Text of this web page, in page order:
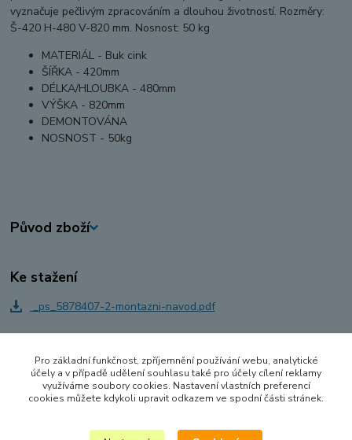
vyznačuje pečlivým zpracováním a dlouhou životností. Rozměry:
Š-420 H-480 V-820 mm. Nosnost: 50 kg
MATERIÁL - Buk cink
ŠÍŘKA -420mm
DÉLKA/HLOUBKA -480mm
VÝŠKA - 820mm
DEMONTOVÁNA
NOSNOST - 50kg
Původ zboží
Ke stažení
_ps_5878407-2-montazni-navod.pdf
Zboží zařazeno v kategoriích
NÁBYTEK
Pro základní funkčnost, zpříjemnění používání webu, analytické
účely a v případě udělení souhlasu také pro účely cílení reklamy
využíváme soubory cookies. Nastavení vlastních preferencí
cookies můžete kdykoli upravit odkazem ve spodní části stránek.